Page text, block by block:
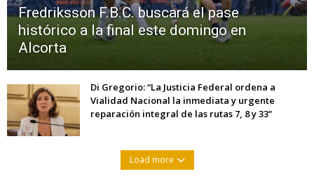
Fredriksson F.B.C. buscará el pase
histórico a la final este domingo en
Alcorta
Di Gregorio: “La Justicia Federal ordena a
Vialidad Nacional la inmediata y urgente
reparación integral de las rutas 7, 8 y 33”
Load more